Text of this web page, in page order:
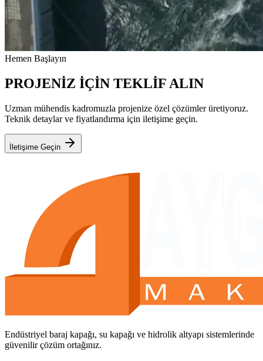
Hemen Başlayın
PROJENİZ İÇİN TEKLİF ALIN
Uzman mühendis kadromuzla projenize özel çözümler üretiyoruz.
Teknik detaylar ve fiyatlandırma için iletişime geçin.
İletişime Geçin
Endüstriyel baraj kapağı, su kapağı ve hidrolik altyapı sistemlerinde
güvenilir çözüm ortağınız.